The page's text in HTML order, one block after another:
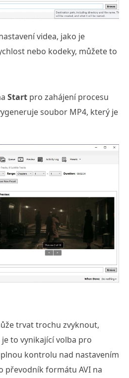
videa, jako je
nebo kodeky, můžete to
Start pro zahájení procesu
soubor MP4, který je
trvat trochu zvyknout,
to vynikající volba pro
kontrolu nad nastavením
převodník formátu AVI na